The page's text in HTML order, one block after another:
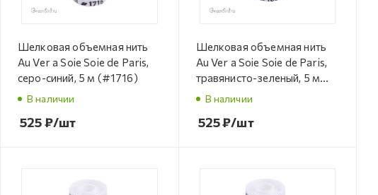
Шелковая объемная нить
Au Ver a Soie Soie de Paris,
серо-синий, 5 м (#1716)
В наличии
525₽/шт
Шелковая объемная нить
Au Ver a Soie Soie de Paris,
травянисто-зеленый, 5 м
(#1834)
В наличии
525₽/шт